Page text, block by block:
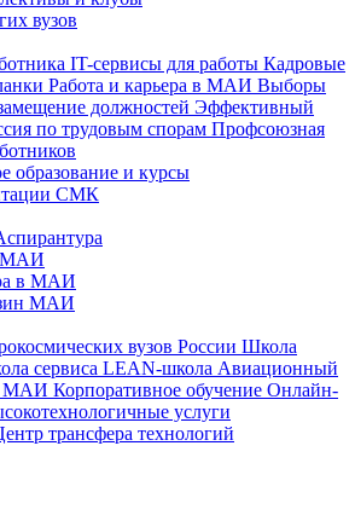
вузов
IT-сервисы для работы Кадровые
Работа и карьера в МАИ Выборы
должностей Эффективный
по трудовым спорам Профсоюзная
образование и курсы
СМК
МАИ
в МАИ
МАИ
вузов России Школа
сервиса LEAN-школа Авиационный
МАИ Корпоративное обучение Онлайн-
услуги
трансфера технологий